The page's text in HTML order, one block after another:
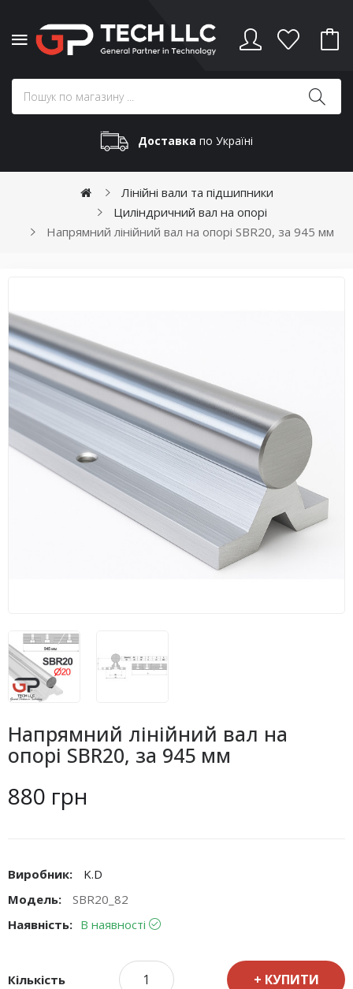
Доставка по Україні
Лінійні вали та підшипники
Циліндричний вал на опорі
Напрямний лінійний вал на опорі SBR20, за 945 мм
Напрямний лінійний вал на
опорі SBR20, за 945 мм
880 грн
Виробник:
K.D
Модель:
SBR20_82
Наявність: В наявності
Кількість КУПИТИ